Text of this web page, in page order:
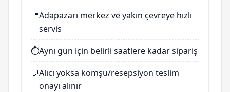
📍Adapazarı merkez ve yakın çevreye hızlı
servis
⏱️Aynı gün için belirli saatlere kadar sipariş
💬Alıcı yoksa komşu/resepsiyon teslim
onayı alınır